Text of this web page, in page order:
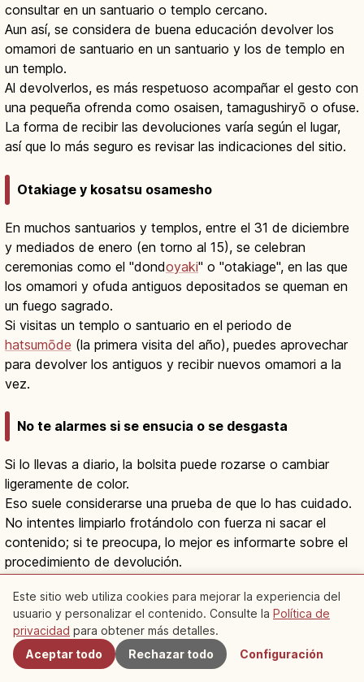
consultar en un santuario o templo cercano.
Aun así, se considera de buena educación devolver los
omamori de santuario en un santuario y los de templo en
un templo.
Al devolverlos, es más respetuoso acompañar el gesto con
una pequeña ofrenda como osaisen, tamagushiryō o ofuse.
La forma de recibir las devoluciones varía según el lugar,
así que lo más seguro es revisar las indicaciones del sitio.
Otakiage y kosatsu osamesho
En muchos santuarios y templos, entre el 31 de diciembre
y mediados de enero (en torno al 15), se celebran
ceremonias como el "dondoyaki" o "otakiage", en las que
los omamori y ofuda antiguos depositados se queman en
un fuego sagrado.
Si visitas un templo o santuario en el periodo de
hatsumōde (la primera visita del año), puedes aprovechar
para devolver los antiguos y recibir nuevos omamori a la
vez.
No te alarmes si se ensucia o se desgasta
Si lo llevas a diario, la bolsita puede rozarse o cambiar
ligeramente de color.
Eso suele considerarse una prueba de que lo has cuidado.
No intentes limpiarlo frotándolo con fuerza ni sacar el
contenido; si te preocupa, lo mejor es informarte sobre el
procedimiento de devolución.
Conclusión | Sentir la cultura
japonesa de la oración a través del
omamori
Cercanos
Este sitio web utiliza cookies para mejorar la experiencia del
usuario y personalizar el contenido. Consulte la Política de
privacidad para obtener más detalles.
Aceptar todo
Rechazar todo Configuración